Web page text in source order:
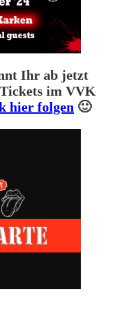
Ihr ab jetzt
im VVK
hier folgen 🙂